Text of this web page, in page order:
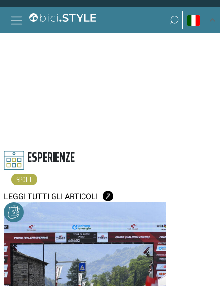
Vai al contenuto
Navigazione principale
Ricerca per:
Ricerca per:
ESPERIENZE
SPORT
LEGGI TUTTI GLI ARTICOLI